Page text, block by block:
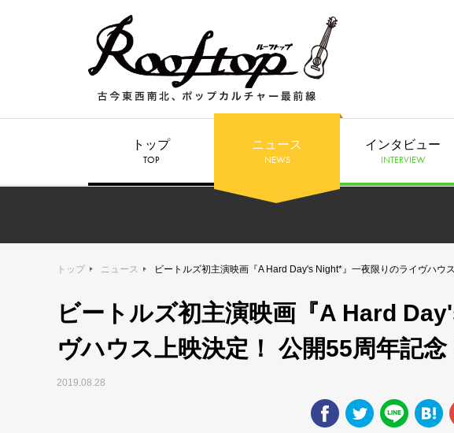
トップ
TOP
ニュース
NEWS
インタビュー
INTERVIEW
トップ ニュース ビートルズ初主演映画『A Hard Day's Night*』一夜限りのライヴハウ
ビートルズ初主演映画『A Hard
ヴハウス上映決定！ 公開55周年記念
2019.08.28